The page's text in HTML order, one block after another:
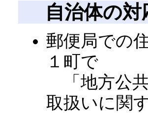
自治体の
郵便局での
１町で
「地方公
取扱いに関